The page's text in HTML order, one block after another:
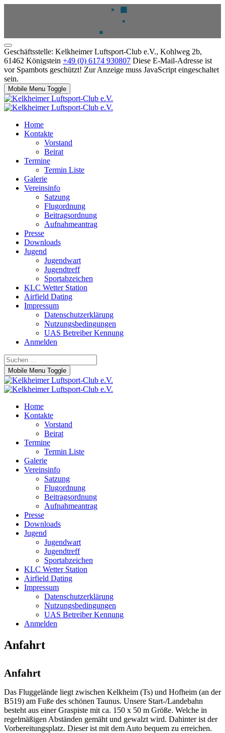
Geschäftsstelle: Kelkheimer Luftsport-Club e.V., Kohlweg 2b,
61462 Königstein +49 (0) 6174 930807 Diese E-Mail-Adresse ist
vor Spambots geschützt! Zur Anzeige muss JavaScript eingeschaltet
sein.
Mobile Menu Toggle
Home
Kontakte
Vorstand
Beirat
Termine
Termin Liste
Galerie
Vereinsinfo
Satzung
Flugordnung
Beitragsordnung
Aufnahmeantrag
Presse
Downloads
Jugend
Jugendwart
Jugendtreff
Sportabzeichen
KLC Wetter Station
Airfield Dating
Impressum
Datenschutzerklärung
Nutzungsbedingungen
UAS Betreiber Kennung
Anmelden
Mobile Menu Toggle
Home
Kontakte
Vorstand
Beirat
Termine
Termin Liste
Galerie
Vereinsinfo
Satzung
Flugordnung
Beitragsordnung
Aufnahmeantrag
Presse
Downloads
Jugend
Jugendwart
Jugendtreff
Sportabzeichen
KLC Wetter Station
Airfield Dating
Impressum
Datenschutzerklärung
Nutzungsbedingungen
UAS Betreiber Kennung
Anmelden
Anfahrt
Anfahrt
Das Fluggelände liegt zwischen Kelkheim (Ts) und Hofheim (an der
B519) am Fuße des schönen Taunus. Unsere Start-/Landebahn
besteht aus einer Graspiste mit ca. 150 x 50 m Größe. Welche in
regelmäßigen Abständen gemäht und gewalzt wird. Dahinter ist der
Vorbereitungsplatz. Dieser ist mit dem Auto bequem zu erreichen.